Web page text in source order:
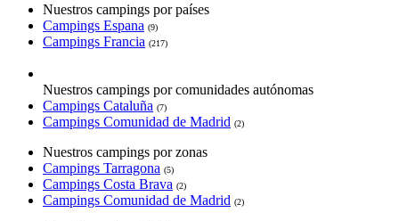
Nuestros campings por países
Campings Espana (9)
Campings Francia (217)
Nuestros campings por comunidades autónomas
Campings Cataluña (7)
Campings Comunidad de Madrid (2)
Nuestros campings por zonas
Campings Tarragona (5)
Campings Costa Brava (2)
Campings Comunidad de Madrid (2)